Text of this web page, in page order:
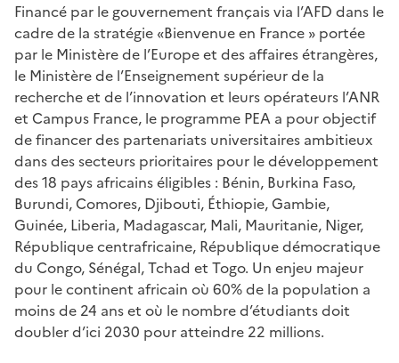
Financé par le gouvernement français via l’AFD dans le
cadre de la stratégie «Bienvenue en France » portée
par le Ministère de l’Europe et des affaires étrangères,
le Ministère de l’Enseignement supérieur de la
recherche et de l’innovation et leurs opérateurs l’ANR
et Campus France, le programme PEA a pour objectif
de financer des partenariats universitaires ambitieux
dans des secteurs prioritaires pour le développement
des 18 pays africains éligibles : Bénin, Burkina Faso,
Burundi, Comores, Djibouti, Éthiopie, Gambie,
Guinée, Liberia, Madagascar, Mali, Mauritanie, Niger,
République centrafricaine, République démocratique
du Congo, Sénégal, Tchad et Togo. Un enjeu majeur
pour le continent africain où 60% de la population a
moins de 24 ans et où le nombre d’étudiants doit
doubler d’ici 2030 pour atteindre 22 millions.